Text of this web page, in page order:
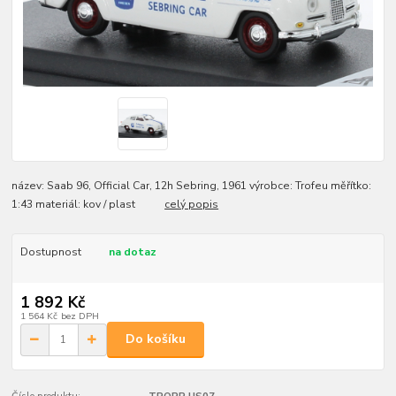
název: Saab 96, Official Car, 12h Sebring, 1961 výrobce: Trofeu měřítko:
1:43 materiál: kov / plast celý popis
Dostupnost na dotaz
1 892 Kč
1 564 Kč bez DPH
Do košíku